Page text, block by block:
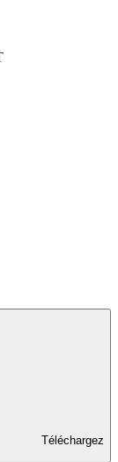
Téléchargez